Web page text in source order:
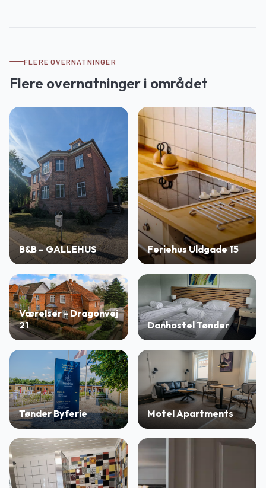
FLERE OVERNATNINGER
Flere overnatninger i området
B&B – GALLEHUS Feriehus Uldgade 15
Værelser - Dragonvej
21
Danhostel Tønder
Tønder Byferie Motel Apartments